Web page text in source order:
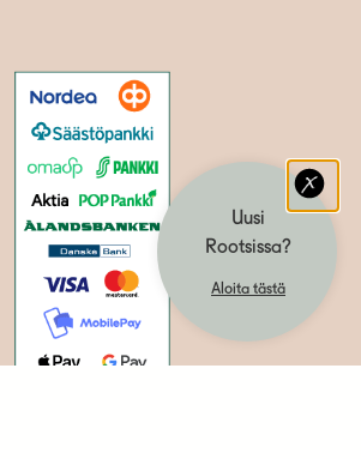
Uusi
Rootsissa?
Aloita tästä